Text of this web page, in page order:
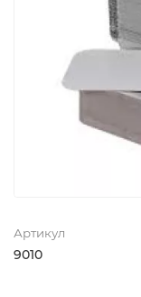
Артикул
9010